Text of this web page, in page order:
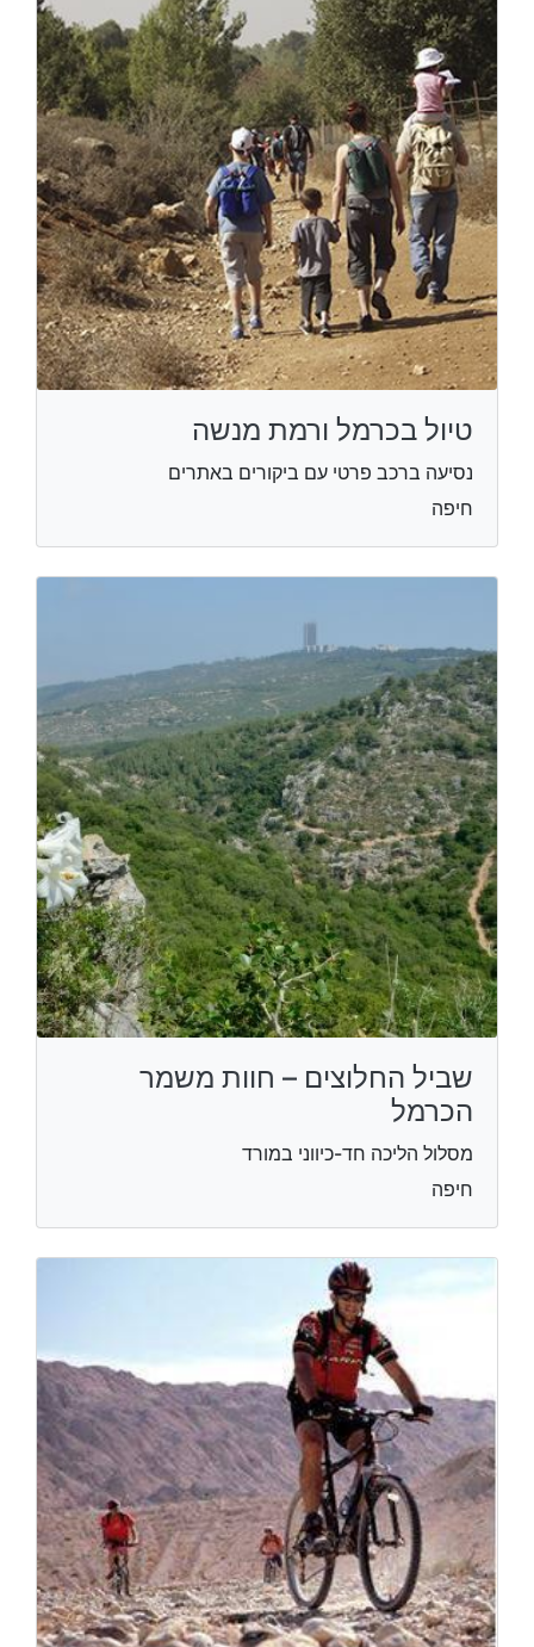
טיול בכרמל ורמת מנשה
נסיעה ברכב פרטי עם ביקורים באתרים
חיפה
שביל החלוצים – חוות משמר
הכרמל
מסלול הליכה חד-כיווני במורד
חיפה